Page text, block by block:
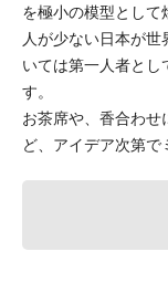
を極小の模型として
人が少ない日本が
いては第一人者と
す。
お茶席や、香合わ
ど、アイデア次第で